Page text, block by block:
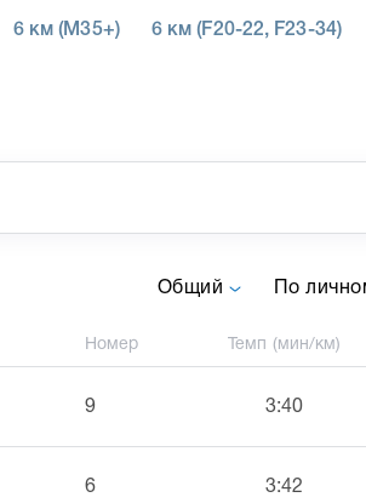
6 км (M35+) 6 км (F20-22, F23-34)
Общий По
Номер Темп (мин/км)
9 3:40
6 3:42